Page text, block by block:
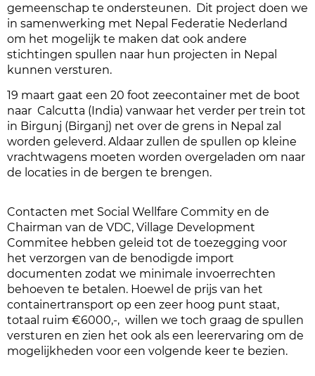
gemeenschap te ondersteunen. Dit project doen we
in samenwerking met Nepal Federatie Nederland
om het mogelijk te maken dat ook andere
stichtingen spullen naar hun projecten in Nepal
kunnen versturen.
19 maart gaat een 20 foot zeecontainer met de boot
naar Calcutta (India) vanwaar het verder per trein tot
in Birgunj (Birganj) net over de grens in Nepal zal
worden geleverd. Aldaar zullen de spullen op kleine
vrachtwagens moeten worden overgeladen om naar
de locaties in de bergen te brengen.
Contacten met Social Wellfare Commity en de
Chairman van de VDC, Village Development
Commitee hebben geleid tot de toezegging voor
het verzorgen van de benodigde import
documenten zodat we minimale invoerrechten
behoeven te betalen. Hoewel de prijs van het
containertransport op een zeer hoog punt staat,
totaal ruim €6000,-, willen we toch graag de spullen
versturen en zien het ook als een leerervaring om de
mogelijkheden voor een volgende keer te bezien.